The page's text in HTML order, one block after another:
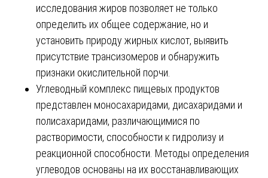
исследования жиров позволяет не только
определить их общее содержание, но и
установить природу жирных кислот, выявить
присутствие трансизомеров и обнаружить
признаки окислительной порчи.
Углеводный комплекс пищевых продуктов
представлен моносахаридами, дисахаридами и
полисахаридами, различающимися по
растворимости, способности к гидролизу и
реакционной способности. Методы определения
углеводов основаны на их восстанавливающих